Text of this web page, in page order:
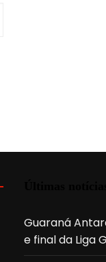
Guaraná
e final da Liga